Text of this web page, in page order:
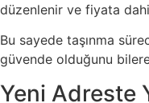
düzenlenir ve fiyata
Bu sayede taşınma
güvende olduğunu
Yeni Adreste